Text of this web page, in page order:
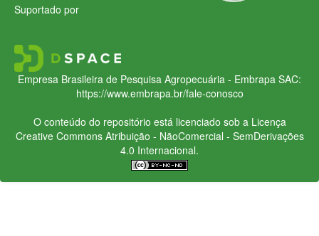
Suportado por
Empresa Brasileira de Pesquisa Agropecuária - Embrapa SAC:
https://www.embrapa.br/fale-conosco
O conteúdo do repositório está licenciado sob a Licença
Creative CommonsAtribuição - NãoComercial - SemDerivações
4.0 Internacional.